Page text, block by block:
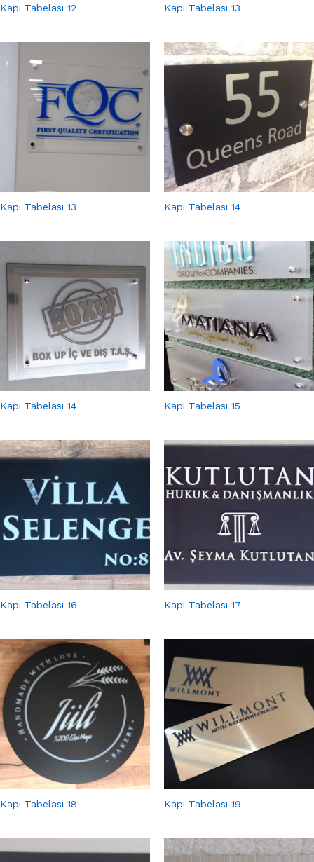
Kapı Tabelası 12 Kapı Tabelası 13
Kapı Tabelası 13 Kapı Tabelası 14
Kapı Tabelası 14 Kapı Tabelası 15
Kapı Tabelası 16 Kapı Tabelası 17
Kapı Tabelası 18 Kapı Tabelası 19